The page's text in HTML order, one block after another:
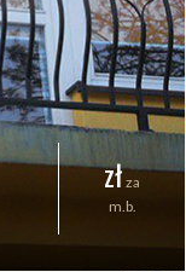
zł za
m.b.